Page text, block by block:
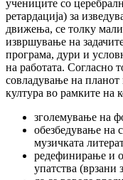
учениците со
ретардација) за
движења, се толку
извршување на
програма, дури и
на работата. Согласно
совладување на пла­нот
култура во рамките на
зголемување на
обезбедување на
музичката
редефинирање и
упатства (врзани